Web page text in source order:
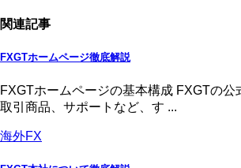
関連記事
FXGTホームページ徹底解説
FXGTホームページの基本構成 FXGTの
取引商品、サポートなど、す ...
海外FX